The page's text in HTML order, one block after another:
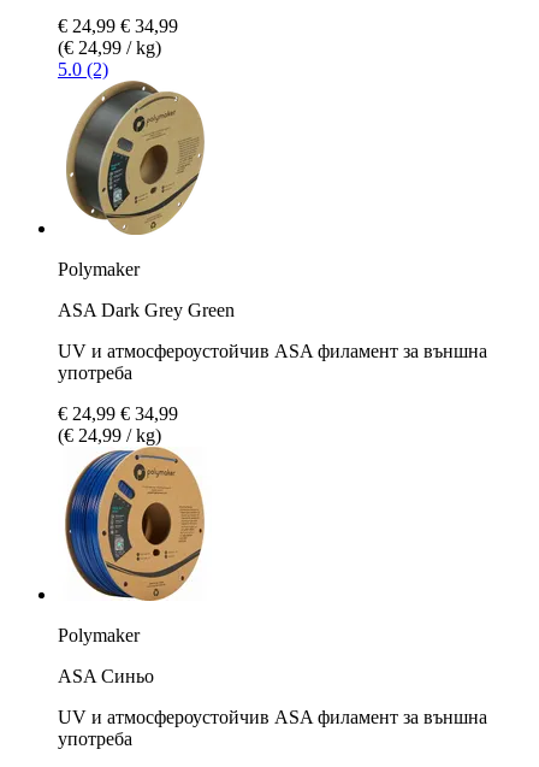
€ 24,99 € 34,99
(€ 24,99 / kg)
5.0 (2)
Polymaker
ASA Dark Grey Green
UV и атмосфероустойчив ASA филамент за външна
употреба
€ 24,99 € 34,99
(€ 24,99 / kg)
Polymaker
ASA Синьо
UV и атмосфероустойчив ASA филамент за външна
употреба